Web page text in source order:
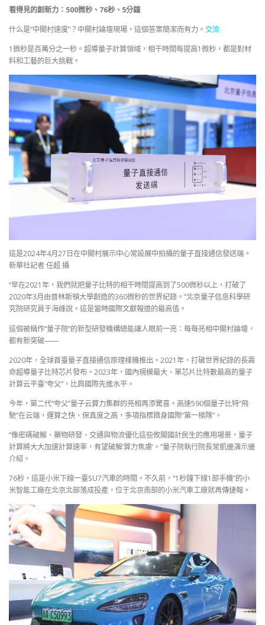
看得見的創新力：500微秒、76秒、5分鐘
什么是“中關村速度”？中關村論壇現場，這個答案簡潔而有力。 交流
1微秒是百萬分之一秒。超導量子計算領域，相干時間每提高1微秒，都是對材
料和工藝的巨大挑戰。
這是2024年4月27日在中關村展示中心常設展中拍攝的量子直接通信發送端。
新華社記者 任超 攝
“早在2021年，我們就把量子比特的相干時間提高到了500微秒以上，打破了
2020年3月由普林斯頓大學創造的360微秒的世界紀錄。”北京量子信息科學研
究院研究員于海峰說。這是當時國際文獻報道的最高值。
這個被稱作“量子院”的新型研發機構總能讓人眼前一亮：每每亮相中關村論壇，
都有新突破——
2020年，全球首臺量子直接通信原理樣機推出。2021年，打破世界紀錄的長壽
命超導量子比特芯片發布。2023年，國內規模最大、單芯片比特數最高的量子
計算云平臺“夸父”，比肩國際先進水平。
今年，第二代“夸父”量子云算力集群的亮相再添驚喜。高達590個量子比特“飛
馳”在云端，運算之快、保真度之高，多項指標躋身國際“第一梯隊”。
“像密碼破解、藥物研發、交通與物流優化這些攸關國計民生的應用場景，量子
計算將大大加速計算速率，有望破解‘算力焦慮’。”量子院執行院長常凱邊演示邊
介紹。
76秒，這是小米下線一臺SU7汽車的時間。不久前，“1秒鐘下線1部手機”的小
米智能工廠在北京北部落成投產，位于北京南部的小米汽車工廠就再傳捷報。